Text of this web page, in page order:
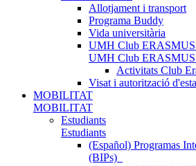
Allotjament i transport
Programa Buddy
Vida universitària
UMH Club ERASMUS
UMH Club ERASMUS
Activitats Club
Visat i autorització
MOBILITAT
MOBILITAT
Estudiants
Estudiants
(Español) Programas
(BIPs)_